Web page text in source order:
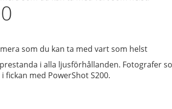
som du kan ta med vart som helst
i alla ljusförhållanden. Fotografer
med PowerShot S200.